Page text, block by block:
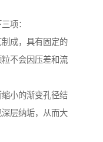
项：
成，具有固定的
不会因压差和流
小的渐变孔径结
层纳垢，从而大